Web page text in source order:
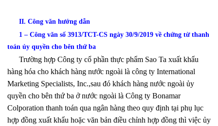
II. Công văn hướng dẫn
1 – Công văn số 3913/TCT-CS ngày 30/9/2019 về chứng từ thanh
toán ủy quyền cho bên thứ ba
Trường hợp Công ty cổ phần thực phẩm Sao Ta xuất khẩu
hàng hóa cho khách hàng nước ngoài là công ty International
Marketing Specialists, Inc.,sau đó khách hàng nước ngoài ủy
quyền cho bên thứ ba ở nước ngoài là Công ty Bonamar
Colporation thanh toán qua ngân hàng theo quy định tại phụ lục
hợp đồng xuất khẩu hoặc văn bản điều chỉnh hợp đồng thì việc ủy